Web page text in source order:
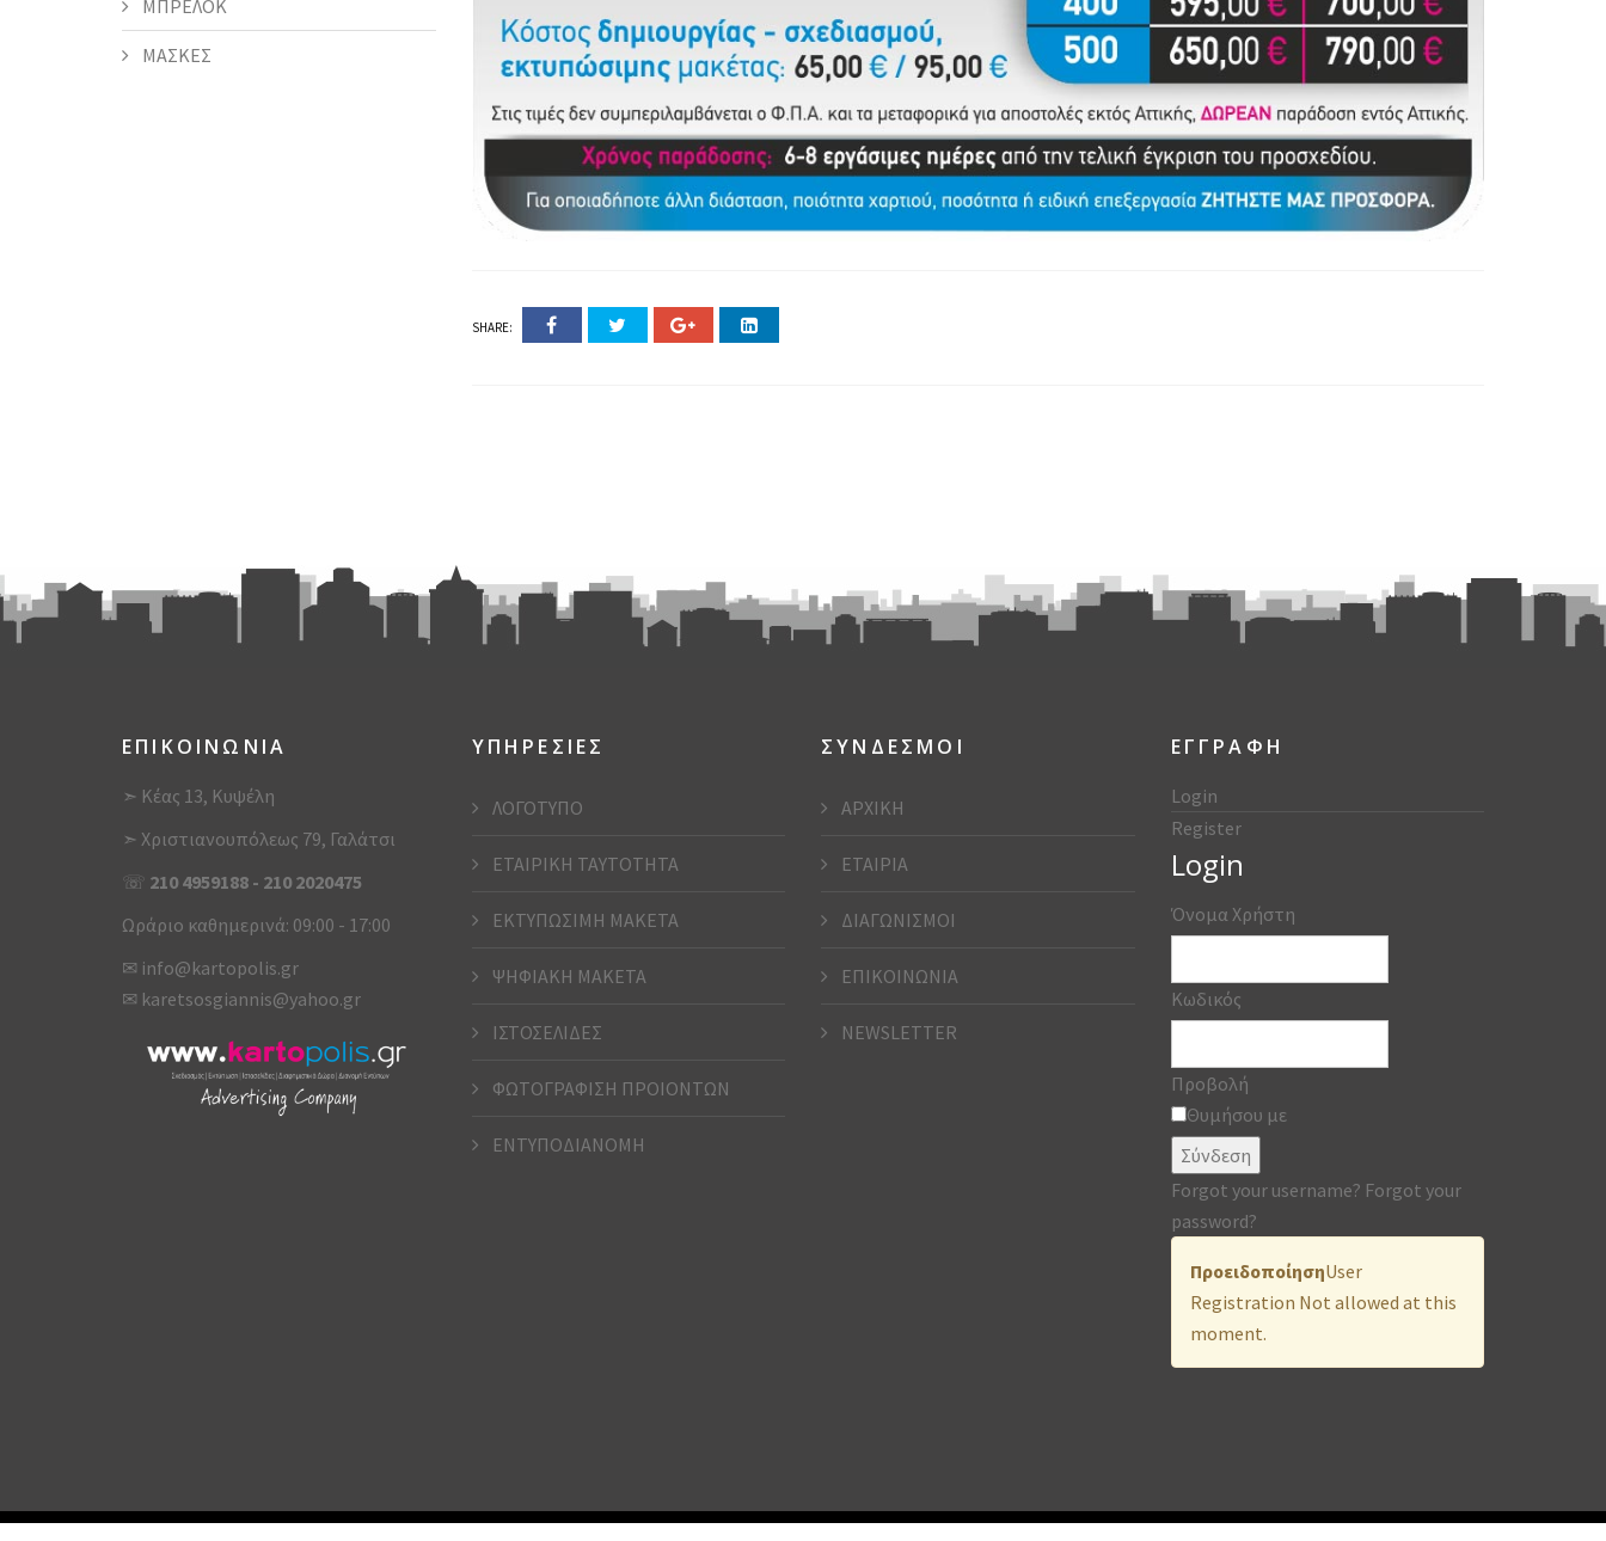
ΜΠΡΕΛΟΚ
ΜΑΣΚΕΣ
SHARE:
ΕΠΙΚΟΙΝΩΝΙΑ
➣ Κέας 13, Κυψέλη
➣ Χριστιανουπόλεως 79, Γαλάτσι
☏ 210 4959188 - 210 2020475
Ωράριο καθημερινά: 09:00 - 17:00
✉ info@kartopolis.gr
✉ karetsosgiannis@yahoo.gr
ΥΠΗΡΕΣΙΕΣ
ΛΟΓΟΤΥΠΟ
ΕΤΑΙΡΙΚΗ ΤΑΥΤΟΤΗΤΑ
ΕΚΤΥΠΩΣΙΜΗ ΜΑΚΕΤΑ
ΨΗΦΙΑΚΗ ΜΑΚΕΤΑ
ΙΣΤΟΣΕΛΙΔΕΣ
ΦΩΤΟΓΡΑΦΙΣΗ ΠΡΟΙΟΝΤΩΝ
ΕΝΤΥΠΟΔΙΑΝΟΜΗ
ΣΥΝΔΕΣΜΟΙ
ΑΡΧΙΚΗ
ΕΤΑΙΡΙΑ
ΔΙΑΓΩΝΙΣΜΟΙ
ΕΠΙΚΟΙΝΩΝΙΑ
NEWSLETTER
ΕΓΓΡΑΦΗ
Login
Register
Login
Όνομα Χρήστη
Κωδικός
Προβολή
Θυμήσου με
Σύνδεση
Forgot your username? Forgot your
password?
ΠροειδοποίησηUser
Registration Not allowed at this
moment.